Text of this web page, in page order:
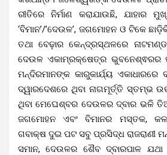
ରୀତିରେ ନିର୍ମାଣ କରାଯାଉଛି, ଯାହାର
‘ବିମାନ’/’ଦେଉଳ’, ଜଗମୋହନ ଓ ଟିକେ
ତଥା ବେଢ଼ାର କେନ୍ଦ୍ରସ୍ଥଳରେ
ଦେଉଳ ଏକାମ୍ରକ୍ଷେତ୍ର ଭୁବନେଶ୍ଵରର
ମନ୍ଦିରମାନଙ୍କ କାରୁକାର୍ଯ୍ୟ
ଦ୍ୱାରଦେଶରେ ଥିବା ନାଗମୂର୍ତ୍ତି ସ୍ତମ୍ଭ
ଥିବା ମେଘେଶ୍ବର ଦେଉଳର ଦ୍ବାର ଭଳି
ଜଗମୋହନ ଏବଂ ବିମାନର ମସ୍ତକ,
ଗବାକ୍ଷ ଦୁଇ ପଟ ସବୁ ପ୍ରସିଦ୍ଧ ରାଜରାଣୀ
ସମାନ, ଦେଉଳର ଶୈବ ଦ୍ବାରପାଳ